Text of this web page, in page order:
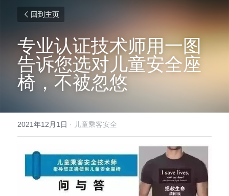
回到主页
专业认证技术师用一图
告诉您选对儿童安全座
椅，不被忽悠
2021年12月1日 · 儿童乘客安全